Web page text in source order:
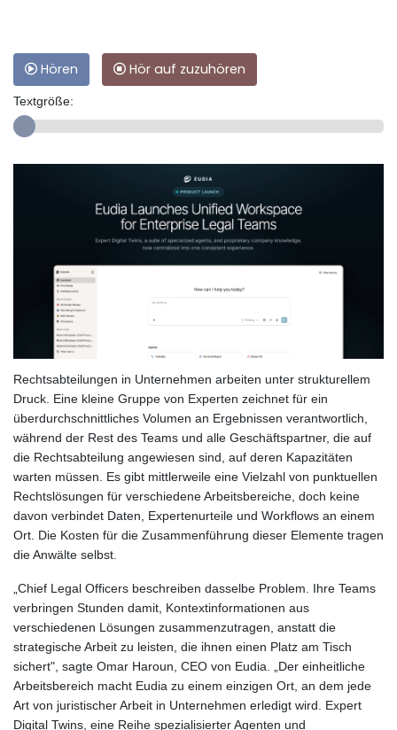
Hören Hör auf zuzuhören
Textgröße:
Rechtsabteilungen in Unternehmen arbeiten unter strukturellem
Druck. Eine kleine Gruppe von Experten zeichnet für ein
überdurchschnittliches Volumen an Ergebnissen verantwortlich,
während der Rest des Teams und alle Geschäftspartner, die auf
die Rechtsabteilung angewiesen sind, auf deren Kapazitäten
warten müssen. Es gibt mittlerweile eine Vielzahl von punktuellen
Rechtslösungen für verschiedene Arbeitsbereiche, doch keine
davon verbindet Daten, Expertenurteile und Workflows an einem
Ort. Die Kosten für die Zusammenführung dieser Elemente tragen
die Anwälte selbst.
„Chief Legal Officers beschreiben dasselbe Problem. Ihre Teams
verbringen Stunden damit, Kontextinformationen aus
verschiedenen Lösungen zusammenzutragen, anstatt die
strategische Arbeit zu leisten, die ihnen einen Platz am Tisch
sichert", sagte Omar Haroun, CEO von Eudia. „Der einheitliche
Arbeitsbereich macht Eudia zu einem einzigen Ort, an dem jede
Art von juristischer Arbeit in Unternehmen erledigt wird. Expert
Digital Twins, eine Reihe spezialisierter Agenten und